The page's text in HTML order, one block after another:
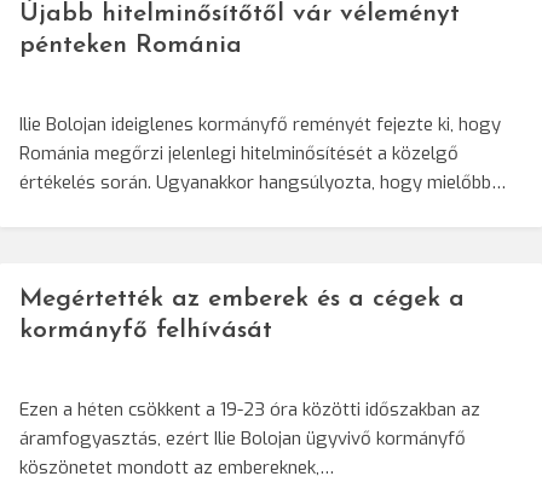
Újabb hitelminősítőtől vár véleményt
pénteken Románia
Ilie Bolojan ideiglenes kormányfő reményét fejezte ki, hogy
Románia megőrzi jelenlegi hitelminősítését a közelgő
értékelés során. Ugyanakkor hangsúlyozta, hogy mielőbb…
Megértették az emberek és a cégek a
kormányfő felhívását
Ezen a héten csökkent a 19-23 óra közötti időszakban az
áramfogyasztás, ezért Ilie Bolojan ügyvivő kormányfő
köszönetet mondott az embereknek,…